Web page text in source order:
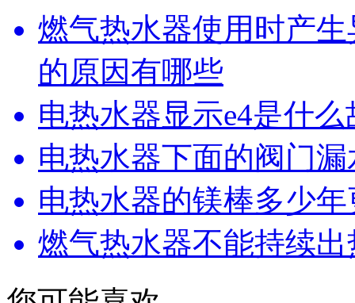
燃气热水器使用时产
的原因有哪些
电热水器显示e4是什
电热水器下面的阀门
电热水器的镁棒多少
燃气热水器不能持续